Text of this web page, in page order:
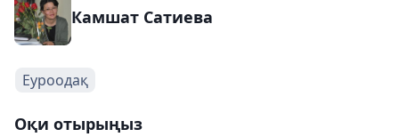
Камшат Сатиева
Еуроодақ
Оқи отырыңыз